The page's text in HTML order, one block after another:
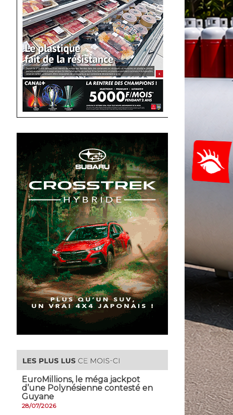
EuroMillions, ​le méga jackpot
d’une Polynésienne contesté en
Guyane
28/07/2026